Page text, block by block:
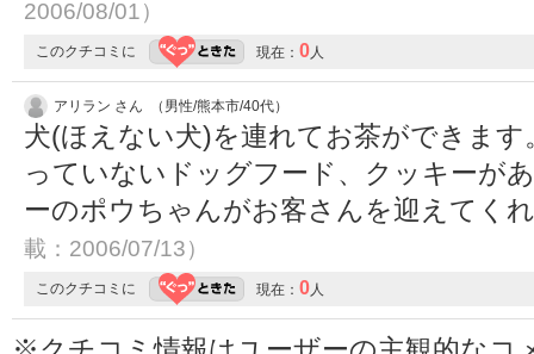
2006/08/01）
このクチコミに 現在： 0人
アリラン さん （男性/熊本市/40代）
犬(ほえない犬)を連れてお茶ができま
っていないドッグフード、クッキーが
ーのポウちゃんがお客さんを迎えてく
載：2006/07/13）
このクチコミに 現在： 0人